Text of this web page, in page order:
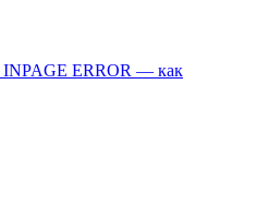
ERROR — как